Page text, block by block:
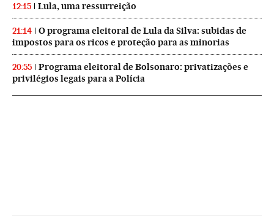
12:15 Lula, uma ressurreição
21:14
O programa eleitoral de Lula da Silva: subidas de
impostos para os ricos e proteção para as minorias
20:55
Programa eleitoral de Bolsonaro: privatizações e
privilégios legais para a Polícia